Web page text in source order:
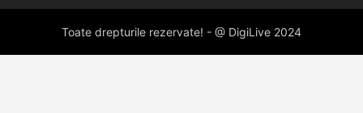
Toate drepturile rezervate! - @ DigiLive 2024